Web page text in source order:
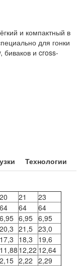
и компактный в
для гонки
биваков и cross-
Технологии
20 21
23
64 64
64
6,95 6,95 6,95
20,3 21,5 23,0
17,3 18,3
19,6
11,88 12,22 12,64
2,15 2,22 2,29